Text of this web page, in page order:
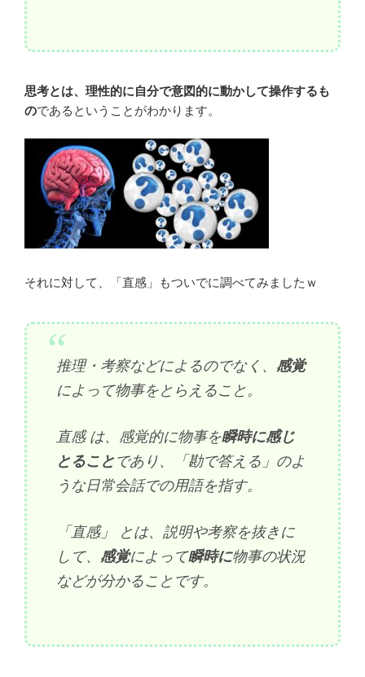
思考とは、理性的に自分で意図的に動かして操作するも
のであるということがわかります。
それに対して、「直感」もついでに調べてみましたｗ
推理・考察などによるのでなく、 感覚
によって物事をとらえること。
直感 は、感覚的に物事を瞬時に感じ
とること であり、「勘で答える」のよ
うな日常会話での用語を指す。
「直感」 とは、説明や考察を抜きに
して、 感覚によって瞬時に物事の状況
などが分かることです。